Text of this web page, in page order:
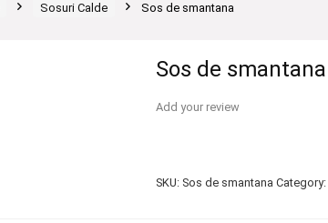
Sosuri Calde Sos de smantana
Sos de smantana
Add your review
SKU: Sos de smantana Category: